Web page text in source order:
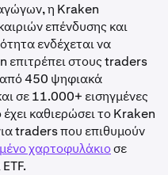
η Kraken
επένδυσης και
ενδέχεται να
επιτρέπει στους traders
από 450 ψηφιακά
σε 11.000+ εισηγμένες
καθιερώσει το Kraken
traders που επιθυμούν
χαρτοφυλάκιοσε